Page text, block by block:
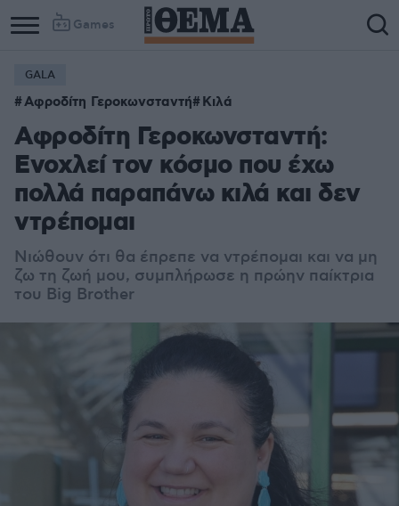
Games
GALA
Αφροδίτη Γεροκωνσταντή Κιλά
Αφροδίτη Γεροκωνσταντή:
Ενοχλεί τον κόσμο που έχω
πολλά παραπάνω κιλά και δεν
ντρέπομαι
Νιώθουν ότι θα έπρεπε να ντρέπομαι και να μη
ζω τη ζωή μου, συμπλήρωσε η πρώην παίκτρια
του Big Brother